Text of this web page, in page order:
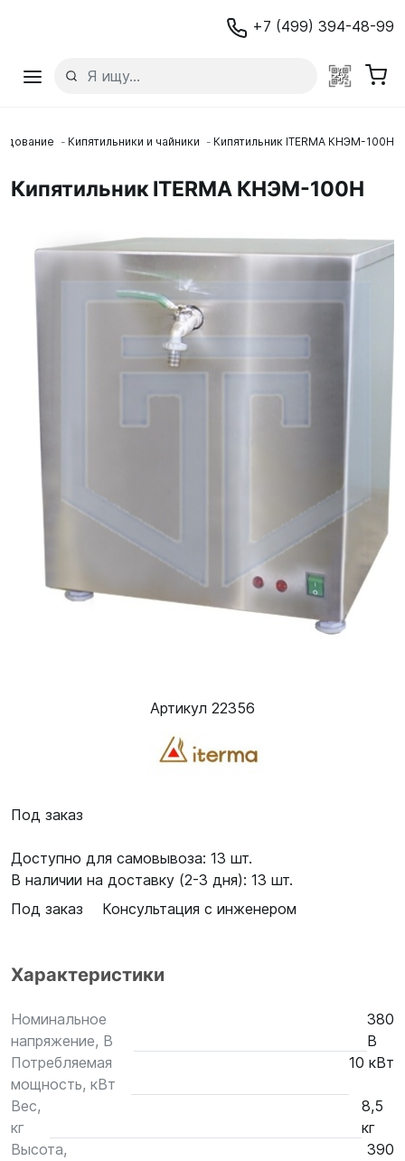
+7 (499) 394-48-99
Кипятильники и чайники Кипятильник ITERMA КНЭМ-100Н
Кипятильник ITERMA КНЭМ-100Н
Артикул 22356
Под заказ
Доступно для самовывоза: 13 шт.
В наличии на доставку (2-3 дня): 13 шт.
Под заказ
Консультация с инженером
Характеристики
Номинальное
напряжение, В
380
В
Потребляемая
мощность, кВт
10 кВт
Вес,
кг
8,5
кг
Высота,
390